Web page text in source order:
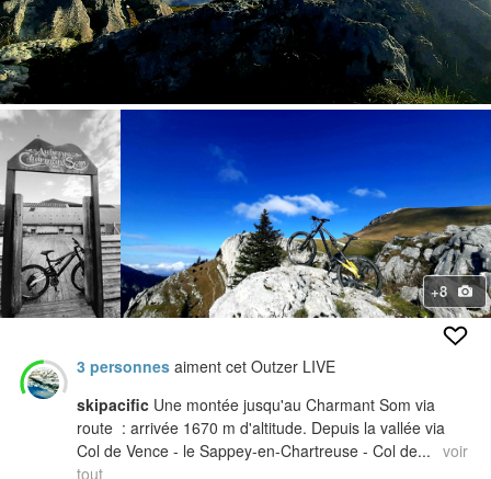
+8
3 personnes aiment cet Outzer LIVE
skipacific Une montée jusqu'au Charmant Som via
route : arrivée 1670 m d'altitude. Depuis la vallée via
Col de Vence - le Sappey-en-Chartreuse - Col de... voir
tout